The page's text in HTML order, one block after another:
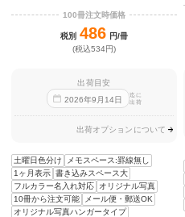
100冊注文時価格
税別 486 円/冊
(税込534円)
出荷目安
2026年9 月 14日
迄に
出荷
出荷オプションについて
土曜日色分け
メモスペース:罫線無し
1ヶ月表示 書き込みスペース大
フルカラー名入れ対応
オリジナル写真
10冊から注文可能
メール便・郵送OK
オリジナル写真ハンガータイプ